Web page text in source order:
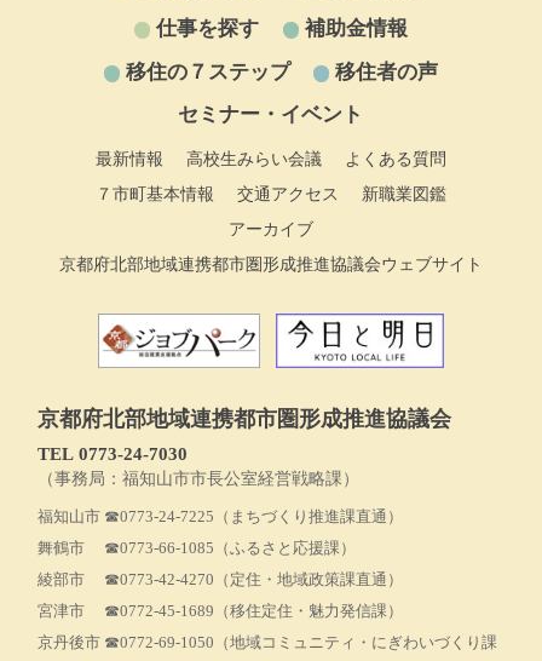
仕事を探す
補助金情報
移住の７ステップ
移住者の声
セミナー・イベント
最新情報 高校生みらい会議
よくある質問
７市町基本情報
交通アクセス
新職業図鑑
アーカイブ
京都府北部地域連携都市圏形成推進協議会ウェブサイト
京都府北部地域連携都市圏形成推進協議会
TEL 0773‐24-7030
（事務局：福知山市市長公室経営戦略課）
福知山市 ☎0773-24-7225 （まちづくり推進課直通）
舞鶴市 ☎0773-66-1085 （ふるさと応援課）
綾部市 ☎0773-42-4270 （定住・地域政策課直通）
宮津市 ☎0772-45-1689 （移住定住・魅力発信課）
京丹後市 ☎0772-69-1050 （地域コミュニティ・にぎわいづくり課